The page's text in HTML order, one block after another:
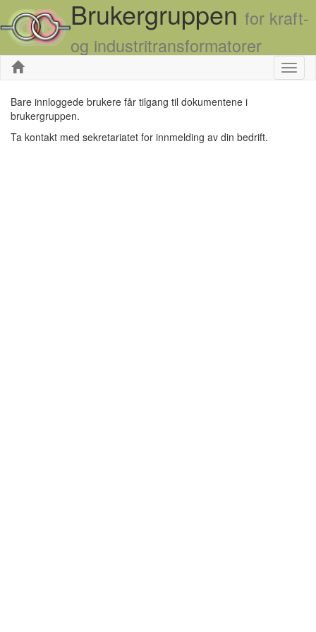
Brukergruppen for kraft-
og industritransformatorer
Skjul
Bare innloggede brukere får tilgang til dokumentene i
brukergruppen.
Ta kontakt med sekretariatet for innmelding av din bedrift.